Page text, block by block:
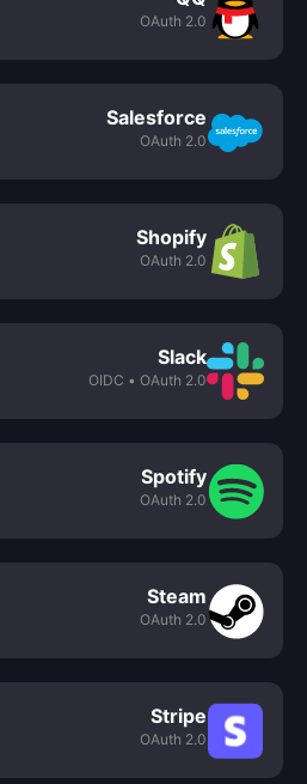
OAuth 2.0
Salesforce
OAuth 2.0
Shopify
OAuth 2.0
Slack
OAuth 2.0
• OIDC
Spotify
OAuth 2.0
Steam
OAuth 2.0
Stripe
OAuth 2.0